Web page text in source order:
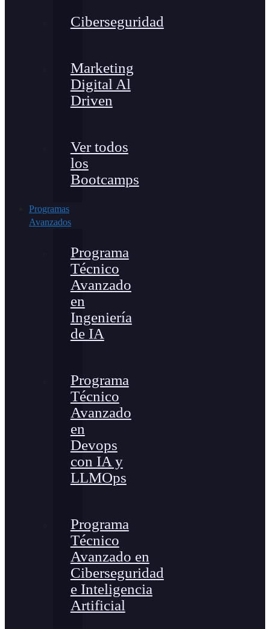
Ciberseguridad
Marketing
Digital Al
Driven
Ver todos
los
Bootcamps
Programas
Avanzados
Programa
Técnico
Avanzado
en
Ingeniería
de IA
Programa
Técnico
Avanzado
en
Devops
con IA y
LLMOps
Programa
Técnico
Avanzado en
Ciberseguridad
e Inteligencia
Artificial